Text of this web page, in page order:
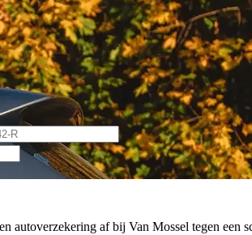
autoverzekering af bij Van Mossel tegen een